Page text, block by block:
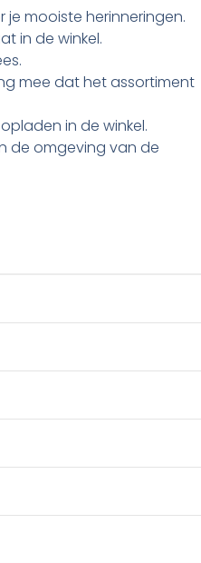
je mooiste herinneringen.
in de winkel.
mee dat het assortiment
in de winkel.
de omgeving van de